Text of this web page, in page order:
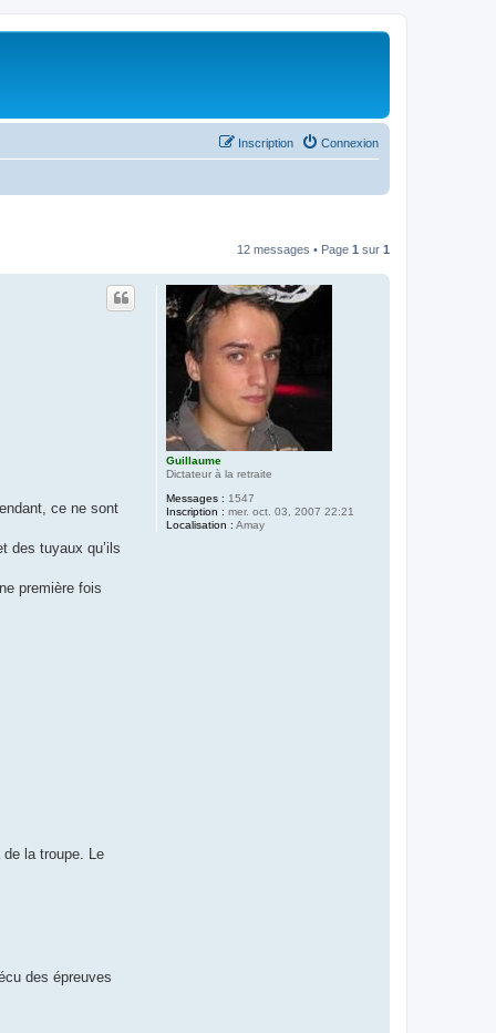
Connexion
Inscription
12 messages • Page 1 sur 1
Guillaume
Dictateur à la retraite
Messages : 1547
Inscription : mer. oct. 03, 2007 22:21
Localisation : Amay
ce ne sont
des tuyaux qu’ils
première fois
de la troupe. Le
des épreuves